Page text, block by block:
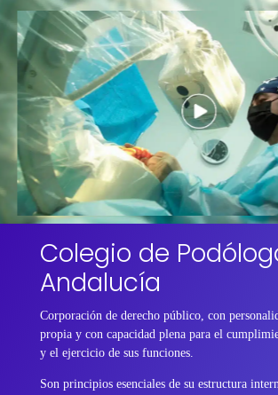
Colegio de
Andalucía
Corporación de derecho público, con
propia y con capacidad plena para el
y el ejercicio de sus funciones.
Son principios esenciales de su estructura